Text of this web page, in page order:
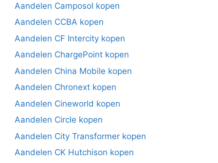
Aandelen Camposol kopen
Aandelen CCBA kopen
Aandelen CF Intercity kopen
Aandelen ChargePoint kopen
Aandelen China Mobile kopen
Aandelen Chronext kopen
Aandelen Cineworld kopen
Aandelen Circle kopen
Aandelen City Transformer kopen
Aandelen CK Hutchison kopen